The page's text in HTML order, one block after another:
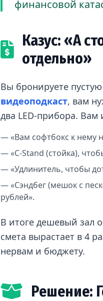
финансовой
Казус: «А
отдельно»
Вы бронируете
видеоподкаст, вам
два LED-прибора.
— «Вам софтбокс к нему
— «С-Stand (стойка),
— «Удлинитель, чтобы
— «Сэндбег (мешок с
рублей».
В итоге дешевый зал
смета вырастает в 4
нервам и бюджету.
Решение: